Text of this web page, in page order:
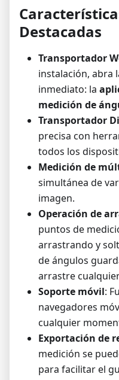
Destacadas
Transportador
instalación, abra
inmediato: la
medición de
Transportador
precisa con
todos los
Medición de
simultánea de
imagen.
Operación de
puntos de
arrastrando y
de ángulos
arrastre
Soporte móvil:
navegadores
cualquier
Exportación de
medición se
para facilitar el